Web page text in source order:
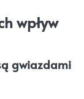
wpływ
gwiazdami